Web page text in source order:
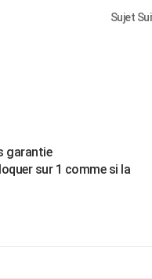
Sujet
garantie
sur 1 comme si la